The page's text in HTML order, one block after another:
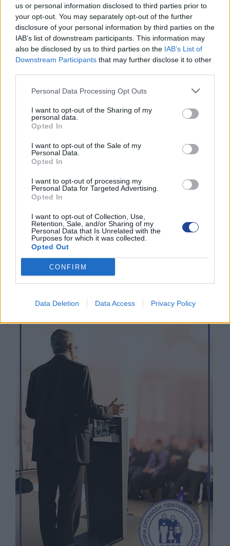
us or personal information disclosed to third parties prior to
your opt-out. You may separately opt-out of the further
disclosure of your personal information by third parties on the
IAB’s list of downstream participants. This information may
also be disclosed by us to third parties on the IAB’s List of
Downstream Participants that may further disclose it to other
Personal Data Processing Opt Outs
I want to opt-out of the Sharing of my
personal data.
Opted In
I want to opt-out of the Sale of my
Personal Data.
Opted In
I want to opt-out of processing my
Personal Data for Targeted Advertising.
Opted In
I want to opt-out of Collection, Use,
Retention, Sale, and/or Sharing of my
Personal Data that Is Unrelated with the
Purposes for which it was collected.
Opted Out
CONFIRM
Data Deletion Data Access Privacy Policy
KES COLLEGE
6 Αυγούστου 2026
Αιτήσεις Για Κενή Θέση Γραφέα στο Επαρχ.
Γραφείο ΠΟΠΟ Λεμεσού
13 Ιουλίου 2026
3 Ιουλίου 2026
ΕΚΠΤΩΣΗ ΣΤΗ ΦΟΡΟΛΟΓΙΑ ΣΚΥΒΑΛΩΝ ΓΙΑ ΤΟ
2026
3 Ιουλίου 2026
ΕΚΠΤΩΣΗ ΣΤΑ ΣΚΥΒΑΛΑ ΑΠΟ ΔΗΜΟ ΛΕΥΚΩΣΙΑΣ
Water World Ayia Napa Cyprus ΕΚΠΤΩΣΗ ΓΙΑ 2026
ΕΚΠΤΩΣΗ ΑΠΟ ΚΟΙΝΟΤΙΚΟ ΣΥΜΒΟΥΛΙΟ
ΜΑΡΩΝΙΟΥ
3 Ιουνίου 2026